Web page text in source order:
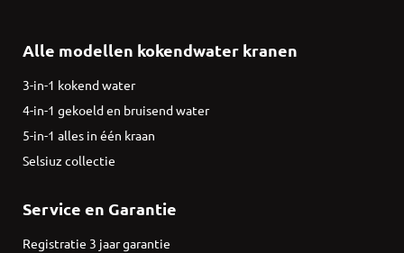
Alle modellen kokendwater kranen
3-in-1 kokend water
4-in-1 gekoeld en bruisend water
5-in-1 alles in één kraan
Selsiuz collectie
Service en Garantie
Registratie 3 jaar garantie